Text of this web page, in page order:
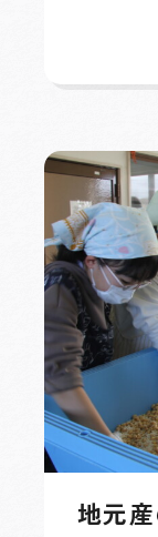
地元